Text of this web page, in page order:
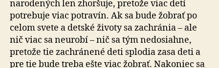
narodených len zhoršuje, pretože viac detí
potrebuje viac potravín. Ak sa bude žobrať po
celom svete a detské životy sa zachránia – ale
nič viac sa neurobí – nič sa tým nedosiahne,
pretože tie zachránené deti splodia zasa deti a
pre tie bude treba ešte viac žobrať. Nakoniec sa